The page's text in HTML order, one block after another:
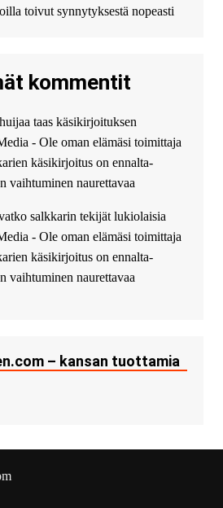
👏
You’ve
Simple
toivut synnytyksestä nopeasti
kommentit
taas käsikirjoituksen
- Ole oman elämäsi toimittaja
käsikirjoitus on ennalta-
vaihtuminen naurettavaa
salkkarin tekijät lukiolaisia
- Ole oman elämäsi toimittaja
käsikirjoitus on ennalta-
vaihtuminen naurettavaa
– kansan tuottamia